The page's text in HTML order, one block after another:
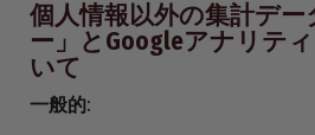
個人情報以外の集計デー
ー」とGoogleアナリテ
いて
一般的: